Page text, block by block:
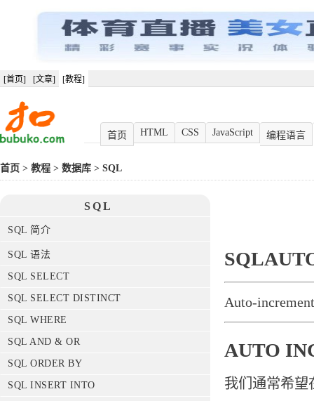
[首页] [文章] [教程]
首页 HTML CSS JavaScript 编程语言
首页 > 教程 > 数据库 > SQL
SQL
SQL 简介
SQL 语法
SQL SELECT
SQL SELECT DISTINCT
SQL WHERE
SQL AND & OR
SQL ORDER BY
SQL INSERT INTO
Auto-
AUTO
我们通常希望